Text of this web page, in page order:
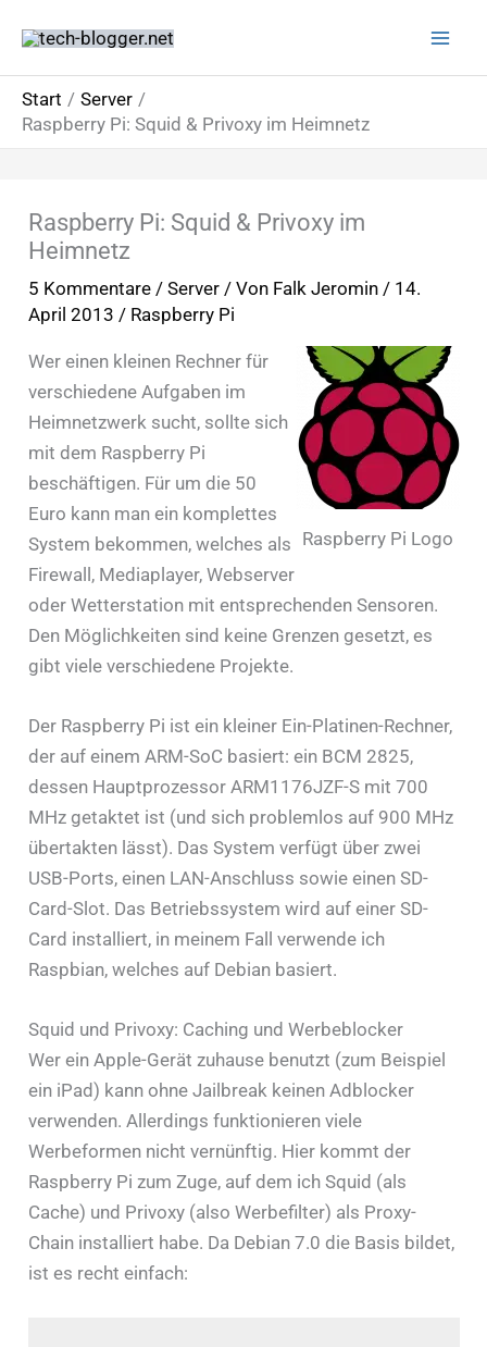
Inhalt
springen
Start
Server
Raspberry Pi: Squid & Privoxy im Heimnetz
Raspberry Pi: Squid & Privoxy im
Heimnetz
5 Kommentare / Server/ Von Falk Jeromin / 14.
April 2013 / Raspberry Pi
Raspberry Pi Logo
Wer einen kleinen Rechner für
verschiedene Aufgaben im
Heimnetzwerk sucht, sollte sich
mit dem Raspberry Pi
beschäftigen. Für um die 50
Euro kann man ein komplettes
System bekommen, welches als
Firewall, Mediaplayer, Webserver
oder Wetterstation mit entsprechenden Sensoren.
Den Möglichkeiten sind keine Grenzen gesetzt, es
gibt viele verschiedene Projekte.
Der Raspberry Pi ist ein kleiner Ein-Platinen-Rechner,
der auf einem ARM-SoC basiert: ein BCM 2825,
dessen Hauptprozessor ARM1176JZF-S mit 700
MHz getaktet ist (und sich problemlos auf 900 MHz
übertakten lässt). Das System verfügt über zwei
USB-Ports, einen LAN-Anschluss sowie einen SD-
Card-Slot. Das Betriebssystem wird auf einer SD-
Card installiert, in meinem Fall verwende ich
Raspbian, welches auf Debian basiert.
Squid und Privoxy: Caching und Werbeblocker
Wer ein Apple-Gerät zuhause benutzt (zum Beispiel
ein iPad) kann ohne Jailbreak keinen Adblocker
verwenden. Allerdings funktionieren viele
Werbeformen nicht vernünftig. Hier kommt der
Raspberry Pi zum Zuge, auf dem ich Squid (als
Cache) und Privoxy (also Werbefilter) als Proxy-
Chain installiert habe. Da Debian 7.0 die Basis bildet,
ist es recht einfach: